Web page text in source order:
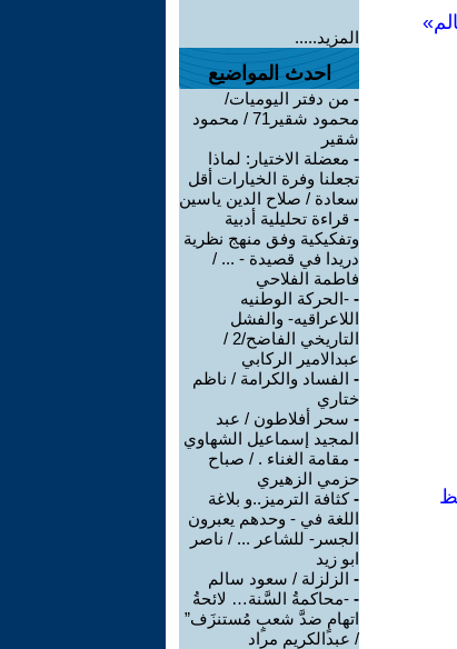
المزيد.....
احدث المواضيع
- من دفتر اليوميات/
محمود شقير71 / محمود
شقير
- معضلة الاختيار: لماذا
تجعلنا وفرة الخيارات أقل
سعادة / صلاح الدين ياسين
- قراءة تحليلية أدبية
وتفكيكية وفق منهج نظرية
دريدا في قصيدة - ... /
فاطمة الفلاحي
- -الحركة الوطنيه
اللاعراقيه- والفشل
التاريخي الفاضح/2 /
عبدالامير الركابي
- الفساد والكرامة / ناظم
ختاري
- سحر أفلاطون / عبد
المجيد إسماعيل الشهاوي
- مقامة الغناء . / صباح
حزمي الزهيري
-كثافة الترميز..و بلاغة
اللغة في - وحدهم يعبرون
الجسر- للشاعر ... / ناصر
ابو زيد
- الزلزلة / سعود سالم
- -محاكمةُ السَّنة… لائحةُ
اتهامٍ ضدَّ شعبٍ مُستنزَف”
/ عبدالكريم مراد